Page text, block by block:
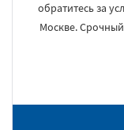
обратитесь за
Москве.